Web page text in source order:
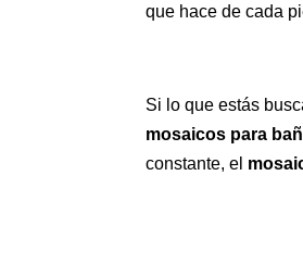
que hace de cada
Si lo que estás
mosaicos para
constante, el